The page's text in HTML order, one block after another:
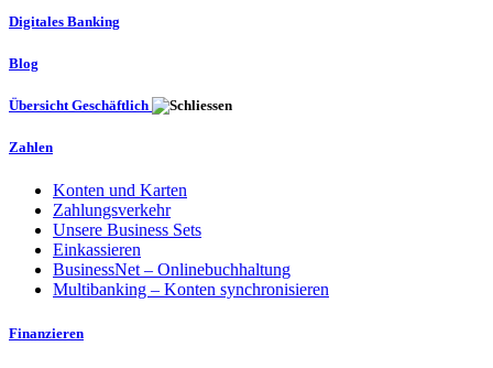
Digitales Banking
Blog
Übersicht Geschäftlich
Zahlen
Konten und Karten
Zahlungsverkehr
Unsere Business Sets
Einkassieren
BusinessNet – Onlinebuchhaltung
Multibanking – Konten synchronisieren
Finanzieren